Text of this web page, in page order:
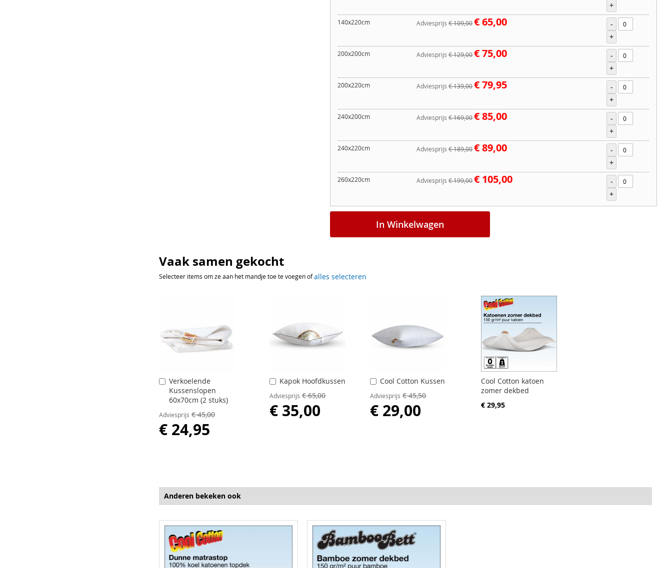
+
140x220cm Adviesprijs € 109,00€ 65,00
-
+
200x200cm Adviesprijs € 129,00€ 75,00
-
+
200x220cm Adviesprijs € 139,00€ 79,95
-
+
240x200cm Adviesprijs € 169,00€ 85,00
-
+
240x220cm Adviesprijs € 189,00€ 89,00
-
+
260x220cm Adviesprijs € 199,00€ 105,00
-
+
In Winkelwagen
Vaak samen gekocht
Selecteer items om ze aan het mandje toe te voegen ofalles selecteren
Verkoelende
Kussenslopen
60x70cm (2 stuks)
Adviesprijs € 45,00
€ 24,95
In
Winkelwagen
Kapok Hoofdkussen
Adviesprijs € 65,00
€ 35,00
In
Winkelwagen
Cool Cotton Kussen
Adviesprijs € 45,50
€ 29,00
In
Winkelwagen
Cool Cotton katoen
zomer dekbed
€ 29,95
Anderen bekeken ook